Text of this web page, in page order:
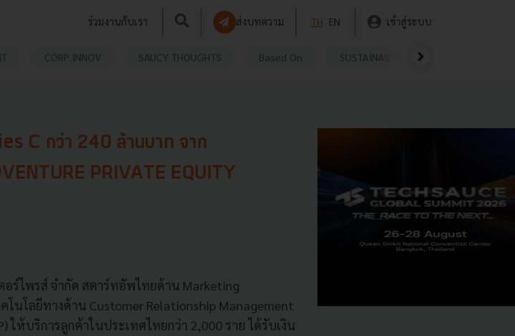
ร่วมงานกับเรา ส่งบทความ TH EN เข้าสู่ระบบ
CORP INNOV SAUCY THOUGHTS Based On SUSTAINABLE
C กว่า 240 ล้านบาท จาก
PRIVATE EQUITY
อร์ไพรส์ จำกัด สตาร์ทอัพไทยด้าน Marketing
โนโลยีทางด้าน Customer Relationship Management
ให้บริการลูกค้าในประเทศไทยกว่า 2,000 ราย ได้รับเงิน